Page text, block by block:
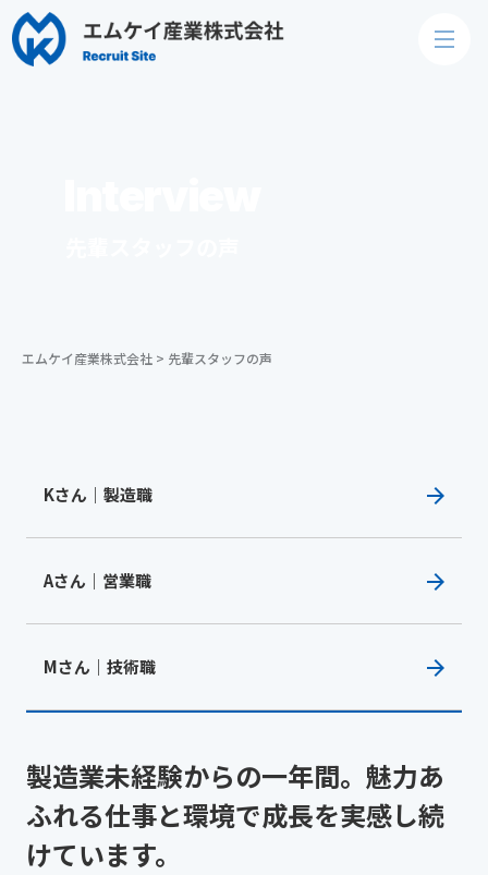
エムケイ産業株式会社 > 先輩スタッフの声
Kさん｜製造職
Aさん｜営業職
Mさん｜技術職
製造業未経験からの一年間。魅力あ
ふれる仕事と環境で成長を実感し続
けています。